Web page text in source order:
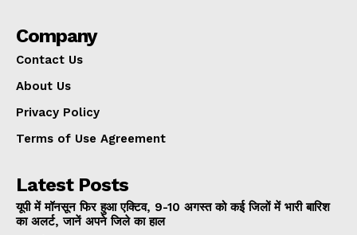
Company
Contact Us
About Us
Privacy Policy
Terms of Use Agreement
Latest Posts
यूपी में मॉनसून फिर हुआ एक्टिव, 9-10 अगस्त को कई जिलों में भारी बारिश
का अलर्ट, जानें अपने जिले का हाल